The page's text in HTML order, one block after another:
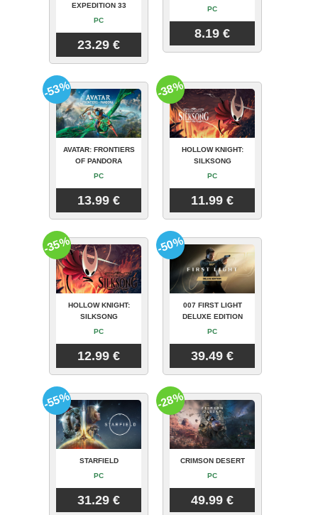
EXPEDITION 33
PC
23.29 €
PC
8.19 €
AVATAR: FRONTIERS
OF PANDORA
PC
13.99 €
-53%
HOLLOW KNIGHT:
SILKSONG
PC
11.99 €
-38%
HOLLOW KNIGHT:
SILKSONG
PC
12.99 €
-35%
007 FIRST LIGHT
DELUXE EDITION
PC
39.49 €
-50%
STARFIELD
PC
31.29 €
-55%
CRIMSON DESERT
PC
49.99 €
-28%